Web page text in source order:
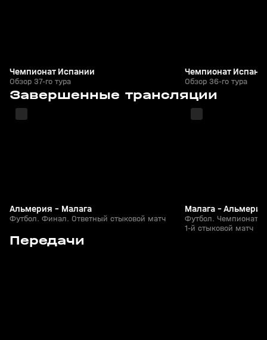
Чемпионат Испании
Обзор 37-го тура
Чемпионат
Обзор 36-го тура
Завершенные трансляции
20 июн, 22:20
Альмерия - Малага
Футбол. Финал. Ответный стыковой матч
Малага - Альмерия
Футбол. Чемпионат
1-й стыковой матч
Передачи
06 авг, 22:47